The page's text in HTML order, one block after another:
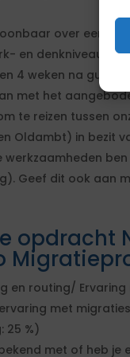
over een
en denkniveau.
4 weken na
met het
te reizen tussen
Oldambt) in bezit
Geef dit ook aan
opdracht
en routing/
met
25 %)
met of heb je